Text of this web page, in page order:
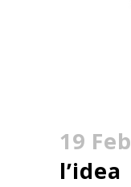
19 Feb
l’idea